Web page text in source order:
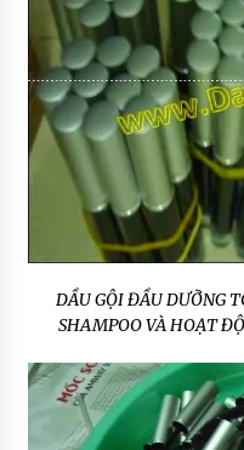
DẦU GỘI ĐẦU DƯỠNG
SHAMPOO VÀ HOẠT